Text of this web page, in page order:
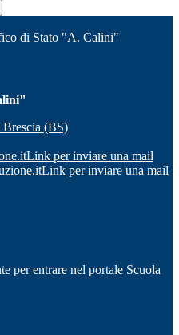
di Stato "A. Calini"
(BS)
Link per inviare una mail
Link per inviare una mail
per entrare nel portale Scuola